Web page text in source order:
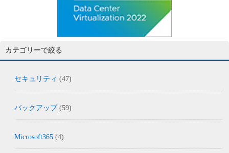
カテゴリーで絞る
セキュリティ (47)
バックアップ(59)
Microsoft365 (4)